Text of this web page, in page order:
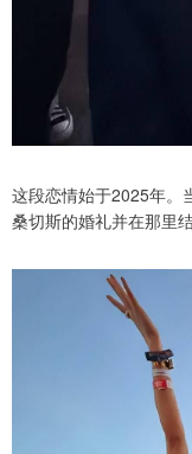
这段恋情始于2025年。
桑切斯的婚礼并在那里